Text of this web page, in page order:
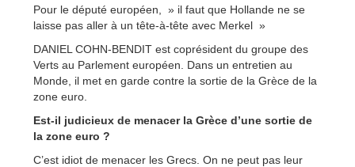
Pour le député européen, » il faut que Hollande ne se
laisse pas aller à un tête-à-tête avec Merkel »
DANIEL COHN-BENDIT est coprésident du groupe des
Verts au Parlement européen. Dans un entretien au
Monde, il met en garde contre la sortie de la Grèce de la
zone euro.
Est-il judicieux de menacer la Grèce d’une sortie de
la zone euro ?
C’est idiot de menacer les Grecs. On ne peut pas leur